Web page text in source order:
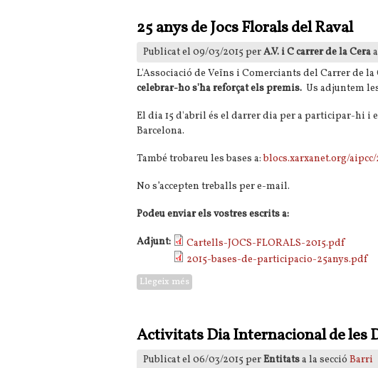
25 anys de Jocs Florals del Raval
Publicat el 09/03/2015 perA.V. i C carrer de la Cera
L'Associació de Veïns i Comerciants del Carrer de
celebrar-ho s'ha reforçat els premis. Us adjuntem
El dia 15 d'abril és el darrer dia per a participar-hi i
Barcelona.
També trobareu les bases a:blocs.xarxanet.org/
No s’accepten treballs per e-mail.
Podeu enviar els vostres escrits a:
Adjunt:
Cartells-JOCS-FLORALS-2015.pdf
2015-bases-de-participacio-25anys.pdf
Llegeix més
Activitats Dia Internacional de les
Publicat el 06/03/2015 perEntitatsa la secció Barri